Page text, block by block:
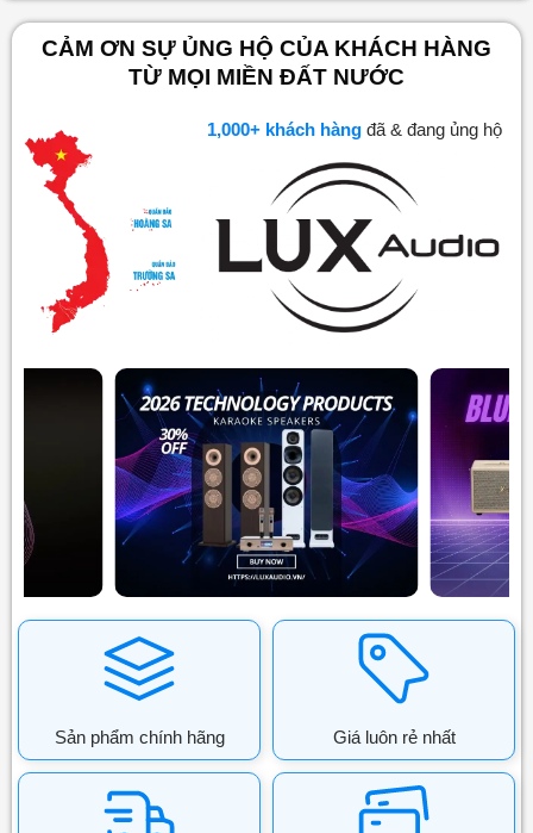
CẢM ƠN SỰ ỦNG HỘ CỦA KHÁCH HÀNG
TỪ MỌI MIỀN ĐẤT NƯỚC
1,000+ khách hàng đã & đang ủng hộ
Sản phẩm chính hãng Giá luôn rẻ nhất